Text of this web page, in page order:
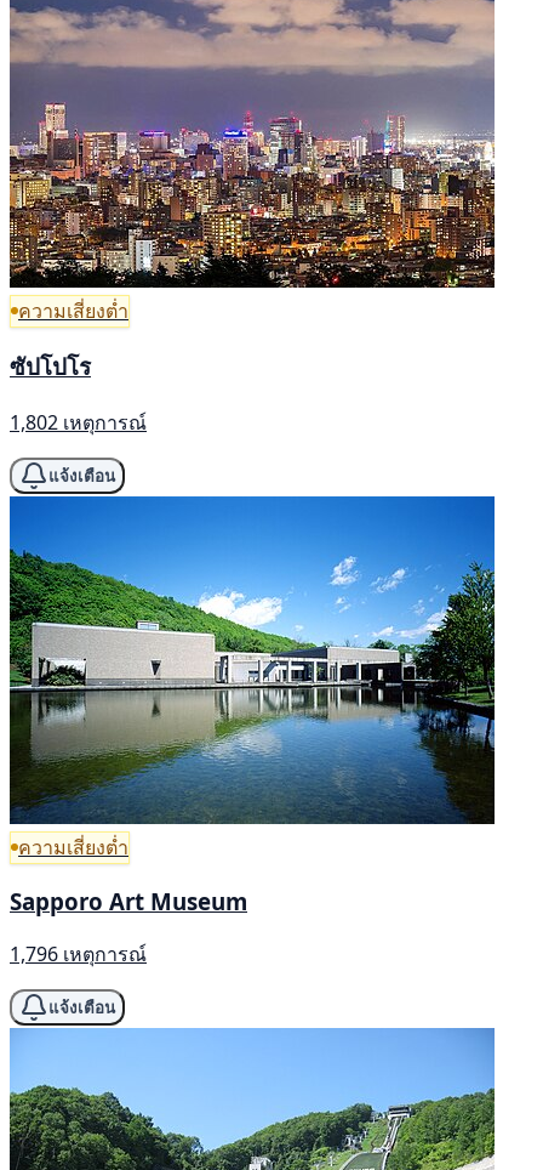
ความเสี่ยงต่ำ
ซัปโปโร
1,802 เหตุการณ์
แจ้งเตือน
ความเสี่ยงต่ำ
Sapporo Art Museum
1,796 เหตุการณ์
แจ้งเตือน